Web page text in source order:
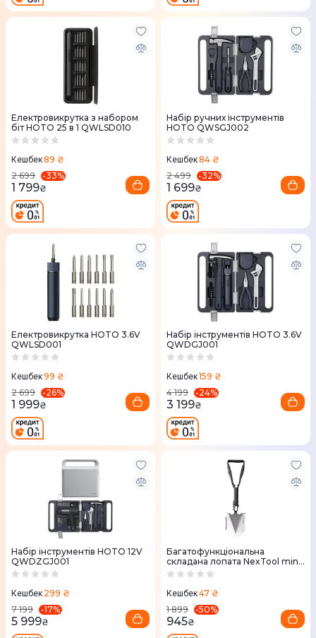
Електровикрутка з набором
біт HOTO 25 в 1 QWLSD010
Кешбек89 ₴
2 699
-33%
1 799₴
Набір ручних інструментів
HOTO QWSGJ002
Кешбек84 ₴
2 499
-32%
1 699₴
Електровикрутка НOTO 3.6V
QWLSD001
Кешбек99 ₴
2 699
-26%
1 999₴
Набір інструментів HOTO 3.6V
QWDGJ001
Кешбек159 ₴
4 199
-24%
3 199₴
Набір інструментів HOTO 12V
QWDZGJ001
Кешбек 299 ₴
7 199
-17%
5 999₴
Багатофункціональна
складана лопата NexTool mini
NE20033
Кешбек47 ₴
1 899
-50%
945₴